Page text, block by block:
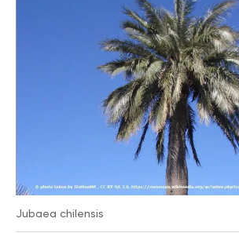
Jubaea chilensis